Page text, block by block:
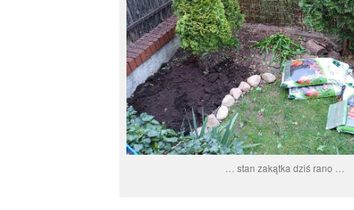
… stan zakątka dziś rano …